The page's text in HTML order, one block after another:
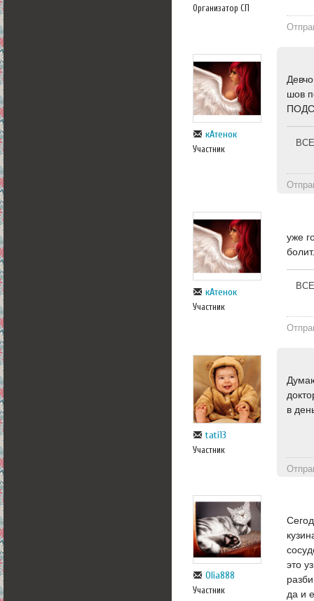
Организатор СП
кАтенок
Участник
шов
кАтенок
Участник
уже
tati13
Участник
в
Olia888
Участник
это
да и